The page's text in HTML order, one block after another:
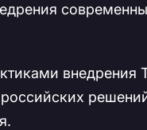
внедрения